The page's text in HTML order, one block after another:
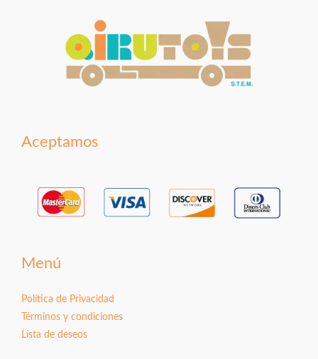
Aceptamos
Menú
Política de Privacidad
Términos y condiciones
Lista de deseos